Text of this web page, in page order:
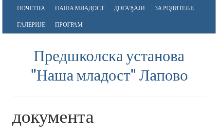
ПОЧЕТНА НАША МЛАДОСТ ДОГАЂАЈИ ЗА РОДИТЕЉЕ
ГАЛЕРИЈЕ ПРОГРАМ
Предшколска установа
"Наша младост" Лапово
документа